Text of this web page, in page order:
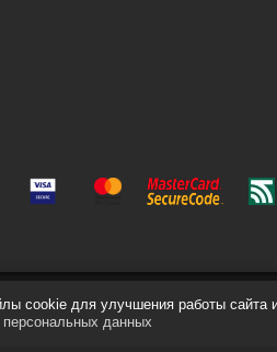
cookie для улучшения работы сайта и
персональных данных